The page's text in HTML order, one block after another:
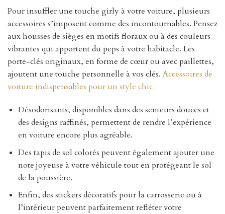
Pour insuffler une touche girly à votre voiture, plusieurs
accessoires s’imposent comme des incontournables. Pensez
aux housses de sièges en motifs floraux ou à des couleurs
vibrantes qui apportent du peps à votre habitacle. Les
porte-clés originaux, en forme de cœur ou avec paillettes,
ajoutent une touche personnelle à vos clés. Accessoires de
voiture indispensables pour un style chic
Désodorisants, disponibles dans des senteurs douces et
des designs raffinés, permettent de rendre l’expérience
en voiture encore plus agréable.
Des tapis de sol colorés peuvent également ajouter une
note joyeuse à votre véhicule tout en protégeant le sol
de la poussière.
Enfin, des stickers décoratifs pour la carrosserie ou à
l’intérieur peuvent parfaitement refléter votre